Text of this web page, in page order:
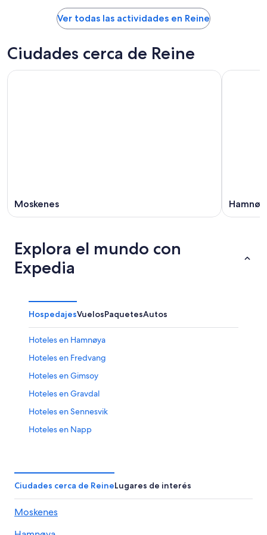
Ver todas las actividades en Reine
Ciudades cerca de Reine
Moskenes
Explora el mundo con
Expedia
HospedajesVuelosPaquetesAutos
Hoteles en Hamnøya
Hoteles en Fredvang
Hoteles en Gimsoy
Hoteles en Gravdal
Hoteles en Sennesvik
Hoteles en Napp
Campings en Lofoten
Apart-Hoteles en Lofoten
Hoteles de golf en Lofoten
Ciudades cerca de ReineLugares de interés
Moskenes